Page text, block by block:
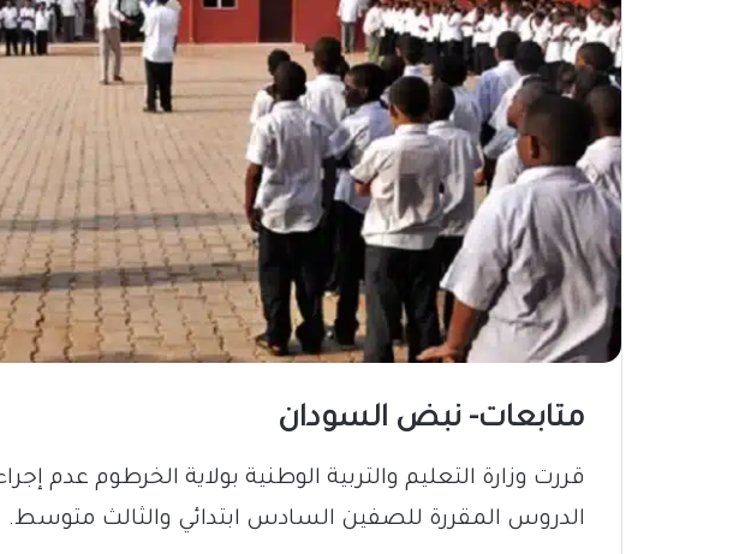
متابعات- نبض السودان
قررت وزارة التعليم والتربية الوطنية بولاية الخرطوم عدم
الدروس المقررة للصفين السادس ابتدائي والثالث متوسط.